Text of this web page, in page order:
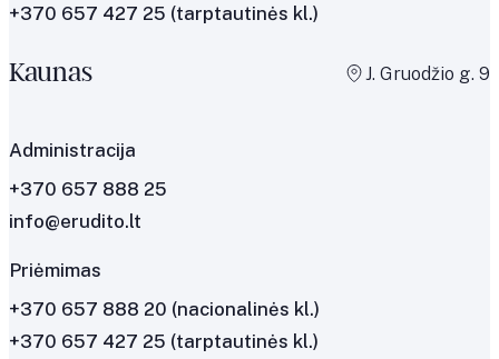
+370 657 427 25 (tarptautinės kl.)
Kaunas J. Gruodžio g. 9
Administracija
+370 657 888 25
info@erudito.lt
Priėmimas
+370 657 888 20 (nacionalinės kl.)
+370 657 427 25 (tarptautinės kl.)